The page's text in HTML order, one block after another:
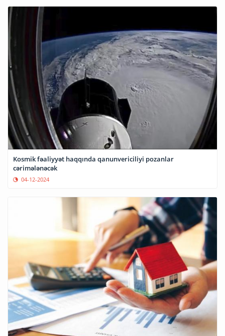
Kosmik fəaliyyət haqqında qanunvericiliyi pozanlar
cərimələnəcək
04-12-2024